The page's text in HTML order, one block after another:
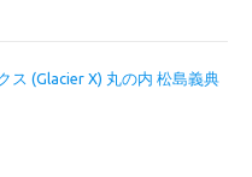
ス (Glacier X) 丸の内 松島義典